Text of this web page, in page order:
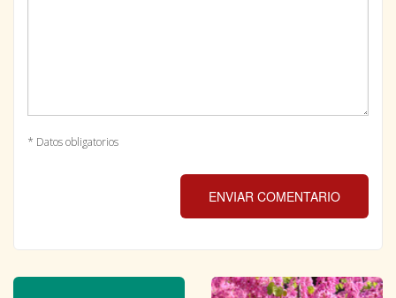
* Datos obligatorios
ENVIAR COMENTARIO